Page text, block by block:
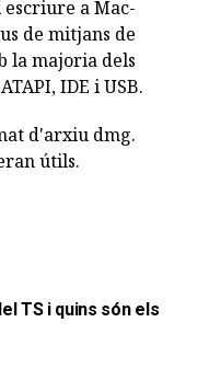
a Mac-
de mitjans de
la majoria dels
IDE i USB.
d'arxiu dmg.
útils.
TS i quins són els